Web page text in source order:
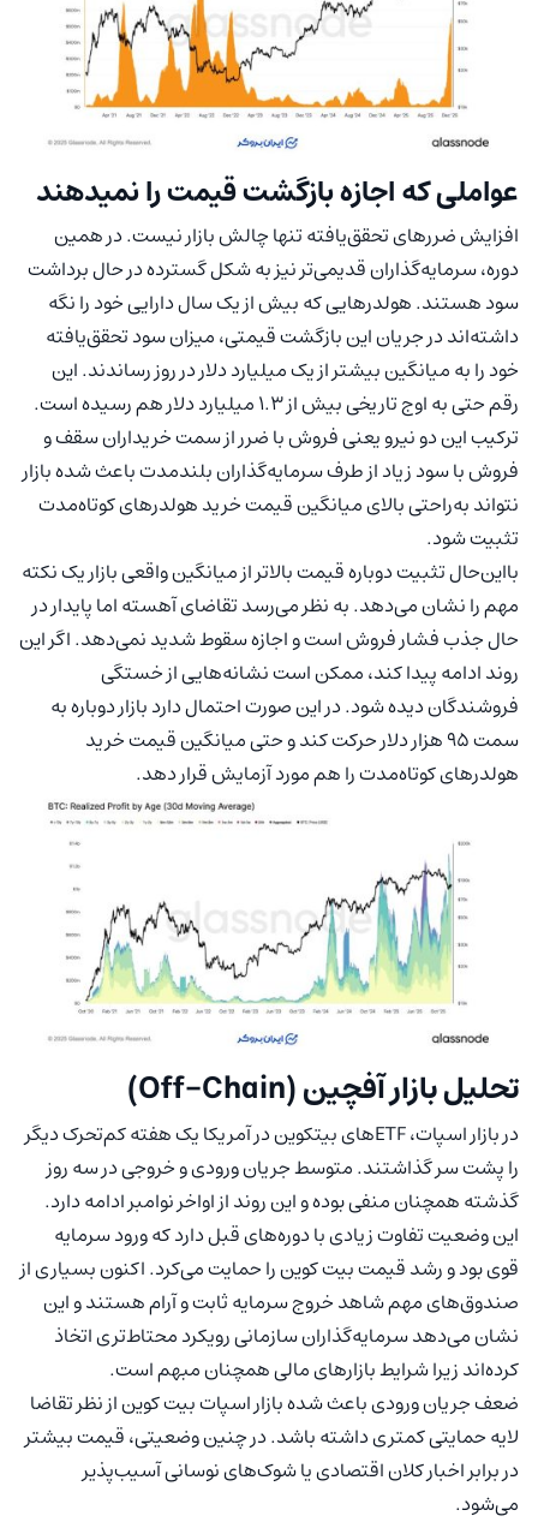
عواملی که اجازه بازگشت قیمت را نمیدهند
افزایش ضررهای تحقق‌یافته تنها چالش بازار نیست. در همین
دوره، سرمایه‌گذاران قدیمی‌تر نیز به شکل گسترده در حال برداشت
سود هستند. هولدرهایی که بیش از یک سال دارایی خود را نگه
داشته‌اند در جریان این بازگشت قیمتی، میزان سود تحقق‌یافته
خود را به میانگین بیشتر از یک میلیارد دلار در روز رساندند. این
رقم حتی به اوج تاریخی بیش از ۱.۳ میلیارد دلار هم رسیده است.
ترکیب این دو نیرو یعنی فروش با ضرر از سمت خریداران سقف و
فروش با سود زیاد از طرف سرمایه‌گذاران بلندمدت باعث شده بازار
نتواند به‌راحتی بالای میانگین قیمت خرید هولدرهای کوتاه‌مدت
تثبیت شود.
بااین‌حال تثبیت دوباره قیمت بالاتر از میانگین واقعی بازار یک نکته
مهم را نشان می‌دهد. به نظر می‌رسد تقاضای آهسته اما پایدار در
حال جذب فشار فروش است و اجازه سقوط شدید نمی‌دهد. اگر این
روند ادامه پیدا کند، ممکن است نشانه‌هایی از خستگی
فروشندگان دیده شود. در این صورت احتمال دارد بازار دوباره به
سمت ۹۵ هزار دلار حرکت کند و حتی میانگین قیمت خرید
هولدرهای کوتاه‌مدت را هم مورد آزمایش قرار دهد.
تحلیل بازار آفچین (Off-Chain)
در بازار اسپات، ETFهای بیتکوین در آمریکا یک هفته کم‌تحرک دیگر
را پشت سر گذاشتند. متوسط جریان ورودی و خروجی در سه روز
گذشته همچنان منفی بوده و این روند از اواخر نوامبر ادامه دارد.
این وضعیت تفاوت زیادی با دوره‌های قبل دارد که ورود سرمایه
قوی بود و رشد قیمت بیت کوین را حمایت می‌کرد. اکنون بسیاری از
صندوق‌های مهم شاهد خروج سرمایه ثابت و آرام هستند و این
نشان می‌دهد سرمایه‌گذاران سازمانی رویکرد محتاط‌تری اتخاذ
کرده‌اند زیرا شرایط بازارهای مالی همچنان مبهم است.
ضعف جریان ورودی باعث شده بازار اسپات بیت کوین از نظر تقاضا
لایه حمایتی کمتری داشته باشد. در چنین وضعیتی، قیمت بیشتر
در برابر اخبار کلان اقتصادی یا شوک‌های نوسانی آسیب‌پذیر
می‌شود.